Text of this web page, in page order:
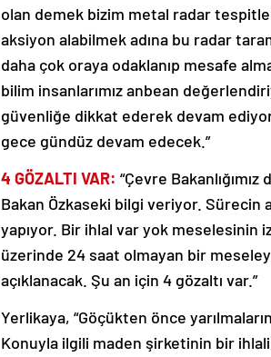
olan demek bizim metal radar
aksiyon alabilmek adına bu radar
daha çok oraya odaklanıp mesafe
bilim insanlarımız anbean
güvenliğe dikkat ederek devam
gece gündüz devam edecek.”
4 GÖZALTI VAR: “Çevre
Bakan Özkaseki bilgi veriyor. Sürecin
yapıyor. Bir ihlal var yok meselesinin
üzerinde 24 saat olmayan bir
açıklanacak. Şu an için 4 gözaltı var.”
Yerlikaya, “Göçükten önce
Konuyla ilgili maden şirketinin bir